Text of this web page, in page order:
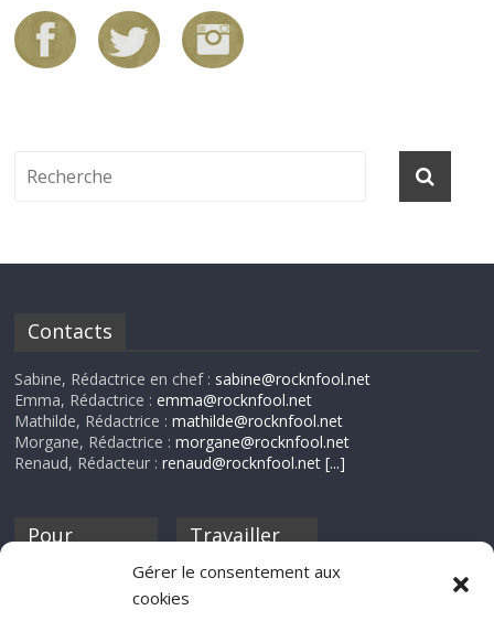
Gérer le consentement aux
cookies
Contacts
Sabine, Rédactrice en chef : sabine@rocknfool.net
Emma, Rédactrice :emma@rocknfool.net
Mathilde, Rédactrice :mathilde@rocknfool.net
Morgane, Rédactrice :morgane@rocknfool.net
Renaud, Rédacteur :renaud@rocknfool.net [...]
Pour
discothèque
Travailler
Si tu souhaites